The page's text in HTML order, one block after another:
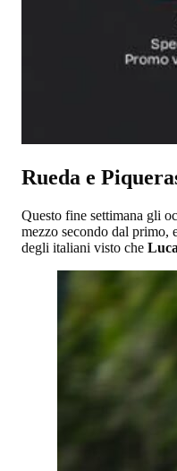
Rueda e
Questo fine settimana gli
mezzo secondo dal primo,
degli italiani visto che